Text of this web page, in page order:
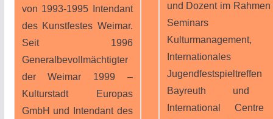
von 1993-1995 Intendant
des Kunstfestes Weimar.
Seit 1996
Generalbevollmächtigter
der Weimar 1999 –
Kulturstadt Europas
GmbH und Intendant des
und Dozent im Rahmen
Seminars
Kulturmanagement,
Internationales
Jugendfestspieltreffen
Bayreuth und
International